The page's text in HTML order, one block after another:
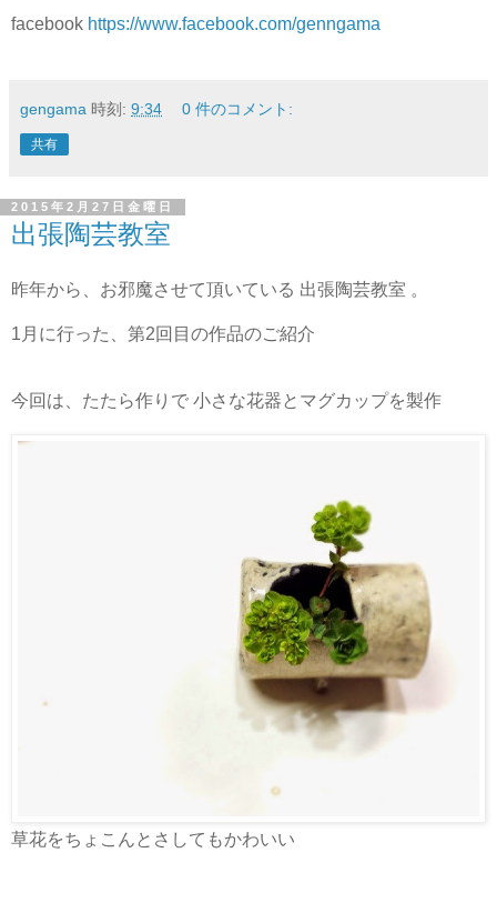
facebook https://www.facebook.com/genngama
gengama 時刻: 9:34 0 件のコメント:
共有
2015年2月27日金曜日
出張陶芸教室
昨年から、お邪魔させて頂いている 出張陶芸教室 。
1月に行った、第2回目の作品のご紹介
今回は、たたら作りで 小さな花器とマグカップを製作
草花をちょこんとさしてもかわいい